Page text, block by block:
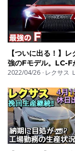
ップアップス
プトはむしろ
ホンダは20年
「仕事や暮らし
ていたのかもし
なぜアクティ・
現代のEV技術
のか。
その独創的な構
【ついに出る！】
強のFモデル。LC-F
よ発売開始か。
2022/04/26 レクサス